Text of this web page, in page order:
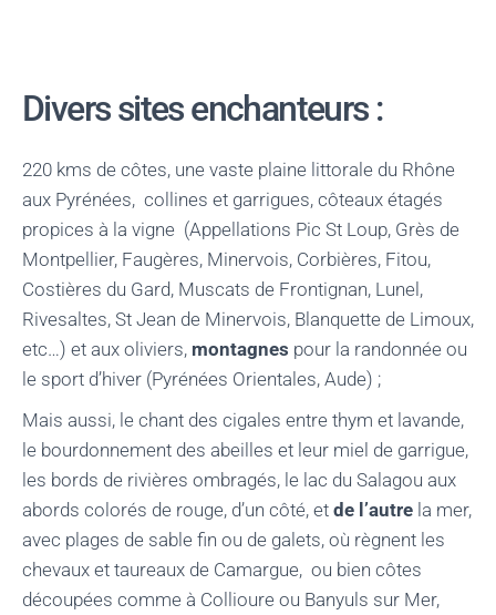
Divers sites enchanteurs :
220 kms de côtes, une vaste plaine littorale du Rhône
aux Pyrénées, collines et garrigues, côteaux étagés
propices à la vigne (Appellations Pic St Loup, Grès de
Montpellier, Faugères, Minervois, Corbières, Fitou,
Costières du Gard, Muscats de Frontignan, Lunel,
Rivesaltes, St Jean de Minervois, Blanquette de Limoux,
etc…) et aux oliviers, montagnes pour la randonnée ou
le sport d’hiver (Pyrénées Orientales, Aude) ;
Mais aussi, le chant des cigales entre thym et lavande,
le bourdonnement des abeilles et leur miel de garrigue,
les bords de rivières ombragés, le lac du Salagou aux
abords colorés de rouge, d’un côté, et de l’autre la mer,
avec plages de sable fin ou de galets, où règnent les
chevaux et taureaux de Camargue, ou bien côtes
découpées comme à Collioure ou Banyuls sur Mer,